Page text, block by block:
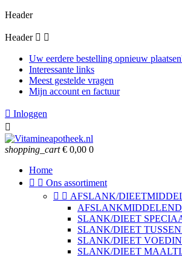
Header
Header  
Uw eerdere bestelling opnieuw
Interessante links
Meest gestelde vragen
Mijn account en factuur
 Inloggen

shopping_cart € 0,00 0
Home
  Ons assortiment
  AFSLANK/
SLANK/DIEET
SLANK/DIEET
SLANK/DIEET
SLANK/DIEET